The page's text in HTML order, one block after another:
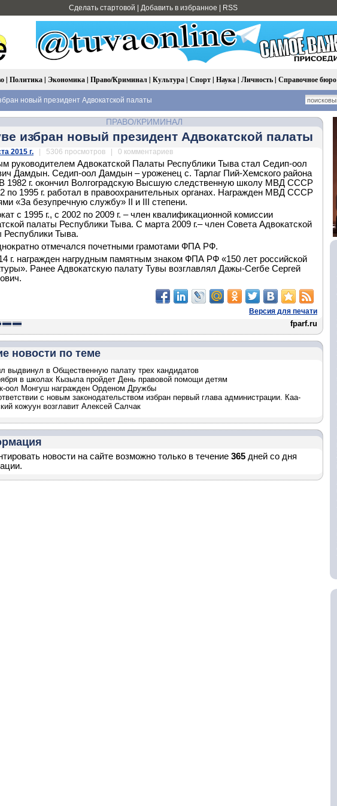
Сделать стартовой Добавить в избранное RSS
| Политика| Экономика| Право/Криминал| Культура| Спорт| Наука| Личность| Справочное бюро
новый президент Адвокатской палаты
ПРАВО/КРИМИНАЛ
избран новый президент Адвокатской палаты
2015 г. | 5306 просмотров | 0 комментариев
руководителем Адвокатской Палаты Республики Тыва стал Седип-оол
Дамдын. Седип-оол Дамдын – уроженец с. Тарлаг Пий-Хемского района
1982 г. окончил Волгоградскую Высшую следственную школу МВД СССР
по 1995 г. работал в правоохранительных органах. Награжден МВД СССР
«За безупречную службу» II и III степени.
с 1995 г., с 2002 по 2009 г. – член квалификационной комиссии
палаты Республики Тыва. С марта 2009 г.– член Совета Адвокатской
Республики Тыва.
отмечался почетными грамотами ФПА РФ.
г. награжден нагрудным памятным знаком ФПА РФ «150 лет российской
Ранее Адвокатскую палату Тувы возглавлял Дажы-Сегбе Сергей
Версия для печати
fparf.ru
новости по теме
выдвинул в Общественную палату трех кандидатов
в школах Кызыла пройдет День правовой помощи детям
оол Монгуш награжден Орденом Дружбы
с новым законодательством избран первый глава администрации. Каа-
кожуун возглавит Алексей Салчак
новости на сайте возможно только в течение 365 дней со дня